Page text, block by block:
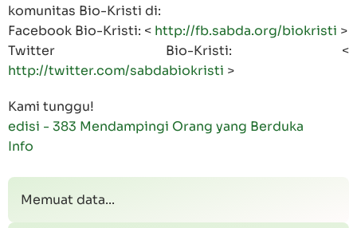
komunitas Bio-Kristi di:
Facebook Bio-Kristi: < http://fb.sabda.org/biokristi >
Twitter Bio-Kristi: <
http://twitter.com/sabdabiokristi >
Kami tunggu!
edisi - 383 Mendampingi Orang yang Berduka
Info
Memuat data...